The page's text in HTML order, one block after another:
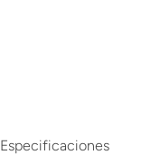
Especificaciones